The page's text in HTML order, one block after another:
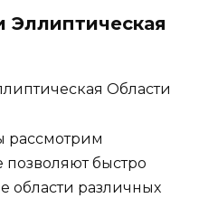
Эллиптическая
рассмотрим
позволяют быстро
области различных